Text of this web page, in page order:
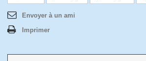
Envoyer à un ami
Imprimer